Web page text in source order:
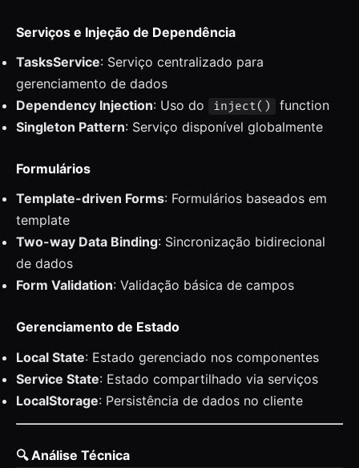
Serviços e Injeção de Dependência
TasksService: Serviço centralizado para
gerenciamento de dados
Dependency Injection: Uso do inject()
function
Singleton Pattern: Serviço disponível globalmente
Formulários
Template-driven Forms: Formulários baseados em
template
Two-way Data Binding: Sincronização bidirecional
de dados
Form Validation: Validação básica de campos
Gerenciamento de Estado
Local State: Estado gerenciado nos componentes
Service State: Estado compartilhado via serviços
LocalStorage: Persistência de dados no cliente
🔍 Análise Técnica